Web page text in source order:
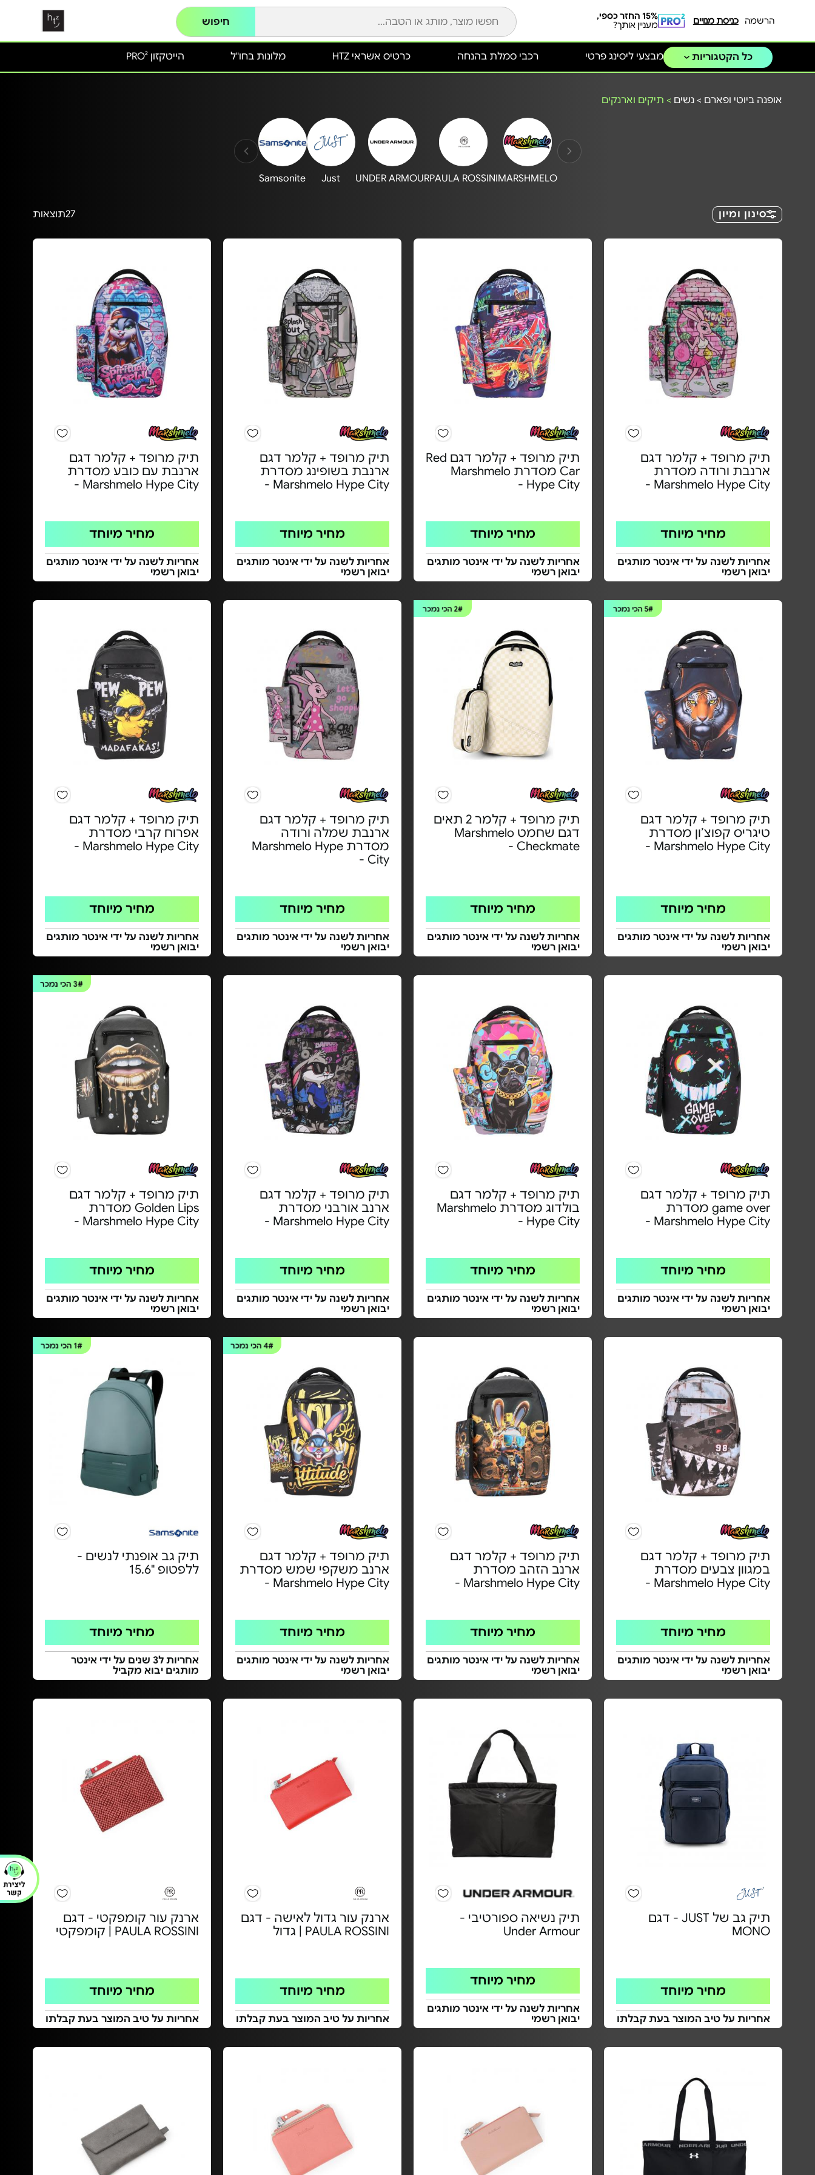
הרשמה כניסת מנויים
15% החזר כספי,
מעניין אותך?
חיפוש
כל הקטגוריות הייטקזון PRO² מלונות בחו"ל כרטיס אשראי HTZ מבצעי ליסינג פרטי רכבי סמלת בהנחה
אופנה ביוטי ופארם > נשים > תיקים וארנקים
MARSHMELO
PAULA ROSSINI
UNDER ARMOUR
Just
Samsonite
סינון ומיון 27תוצאות
תיק מרופד + קלמר דגם
ארנבת ורודה מסדרת
Marshmelo Hype City -
מחיר מיוחד
אחריות לשנה על ידי אינטר מותגים
יבואן רשמי
תיק מרופד + קלמר דגם Red
Car מסדרת Marshmelo
Hype City -
מחיר מיוחד
אחריות לשנה על ידי אינטר מותגים
יבואן רשמי
תיק מרופד + קלמר דגם
ארנבת בשופינג מסדרת
Marshmelo Hype City -
מחיר מיוחד
אחריות לשנה על ידי אינטר מותגים
יבואן רשמי
תיק מרופד + קלמר דגם
ארנבת עם כובע מסדרת
Marshmelo Hype City -
מחיר מיוחד
אחריות לשנה על ידי אינטר מותגים
יבואן רשמי
5#הכי נמכר
תיק מרופד + קלמר דגם
טיגריס קפוצ׳ון מסדרת
Marshmelo Hype City -
מחיר מיוחד
אחריות לשנה על ידי אינטר מותגים
יבואן רשמי
2#הכי נמכר
תיק מרופד + קלמר 2 תאים
דגם שחמט Marshmelo
Checkmate -
מחיר מיוחד
אחריות לשנה על ידי אינטר מותגים
יבואן רשמי
תיק מרופד + קלמר דגם
ארנבת שמלה ורודה
מסדרת Marshmelo Hype
City -
מחיר מיוחד
אחריות לשנה על ידי אינטר מותגים
יבואן רשמי
תיק מרופד + קלמר דגם
אפרוח קרבי מסדרת
Marshmelo Hype City -
מחיר מיוחד
אחריות לשנה על ידי אינטר מותגים
יבואן רשמי
תיק מרופד + קלמר דגם
game over מסדרת
Marshmelo Hype City -
מחיר מיוחד
אחריות לשנה על ידי אינטר מותגים
יבואן רשמי
תיק מרופד + קלמר דגם
בולדוג מסדרת Marshmelo
Hype City -
מחיר מיוחד
אחריות לשנה על ידי אינטר מותגים
יבואן רשמי
תיק מרופד + קלמר דגם
ארנב אורבני מסדרת
Marshmelo Hype City -
מחיר מיוחד
אחריות לשנה על ידי אינטר מותגים
יבואן רשמי
3# הכי נמכר
תיק מרופד + קלמר דגם
Golden Lips מסדרת
Marshmelo Hype City -
מחיר מיוחד
אחריות לשנה על ידי אינטר מותגים
יבואן רשמי
תיק מרופד + קלמר דגם
במגוון צבעים מסדרת
Marshmelo Hype City -
מחיר מיוחד
אחריות לשנה על ידי אינטר מותגים
יבואן רשמי
תיק מרופד + קלמר דגם
ארנב הזהב מסדרת
Marshmelo Hype City -
מחיר מיוחד
אחריות לשנה על ידי אינטר מותגים
יבואן רשמי
4#הכי נמכר
תיק מרופד + קלמר דגם
ארנב משקפי שמש מסדרת
Marshmelo Hype City -
מחיר מיוחד
אחריות לשנה על ידי אינטר מותגים
יבואן רשמי
1#הכי נמכר
תיק גב אופנתי לנשים -
ללפטופ "15.6
מחיר מיוחד
אחריות ל3 שנים על ידי אינטר
מותגים יבוא מקביל
תיק גב של JUST - דגם
MONO
מחיר מיוחד
אחריות על טיב המוצר בעת קבלתו
תיק נשיאה ספורטיבי -
Under Armour
מחיר מיוחד
אחריות לשנה על ידי אינטר מותגים
יבואן רשמי
ארנק עור גדול לאישה - דגם
PAULA ROSSINI | גדול
מחיר מיוחד
אחריות על טיב המוצר בעת קבלתו
ארנק עור קומפקטי - דגם
PAULA ROSSINI | קומפקטי
מחיר מיוחד
אחריות על טיב המוצר בעת קבלתו